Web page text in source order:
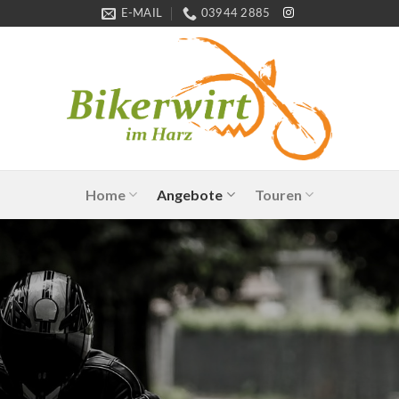
E-MAIL 03944 2885
Home Angebote Touren